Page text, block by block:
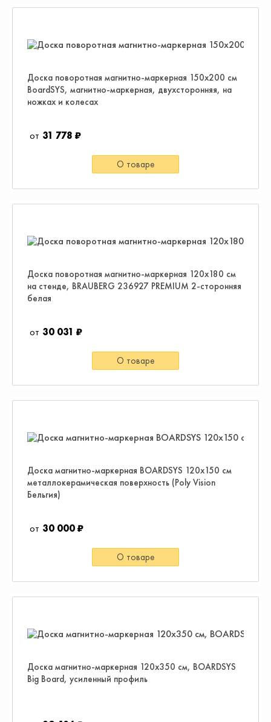
Доска поворотная магнитно-маркерная 150х200 см
BoardSYS, магнитно-маркерная, двухсторонняя, на
ножках и колесах
31 778 ₽
О товаре
Доска поворотная магнитно-маркерная 120х180 см
на стенде, BRAUBERG 236927 PREMIUM 2-сторонняя
белая
30 031 ₽
О товаре
Доска магнитно-маркерная BOARDSYS 120х150 см
металлокерамическая поверхность (Poly Vision
Бельгия)
30 000 ₽
О товаре
Доска магнитно-маркерная 120х350 см, BOARDSYS
Big Board, усиленный профиль